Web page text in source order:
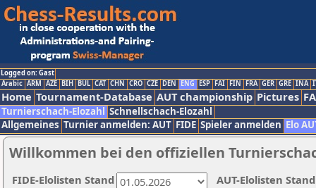
Logged on: Gast
Arabic ARM AZE BIH BUL CAT CHN CRO CZE DEN ENG ESP FAI FIN FRA GER GRE INA
Home Tournament-Database AUT championship Pictures
Turnierschach-Elozahl Schnellschach-Elozahl
Allgemeines Turnier anmelden: AUT FIDE Spieler anmelden Elo
Willkommen bei den offiziellen
AUT-Elolisten
FIDE-Elolisten Stand